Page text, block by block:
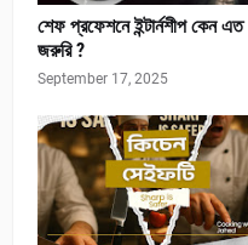
শেফ প্রফেশনে ইন্টার্নশীপ কেন এত
জরুরি ?
September 17, 2025